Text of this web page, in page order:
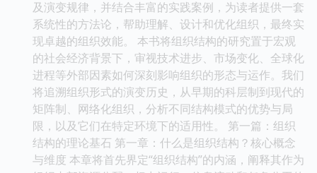
及演变规律，并结合丰富的实践案例，为读者提供一套
系统性的方法论，帮助理解、设计和优化组织，最终实
现卓越的组织效能。 本书将组织结构的研究置于宏观
的社会经济背景下，审视技术进步、市场变化、全球化
进程等外部因素如何深刻影响组织的形态与运作。我们
将追溯组织形式的演变历史，从早期的科层制到现代的
矩阵制、网络化组织，分析不同结构模式的优势与局
限，以及它们在特定环境下的适用性。 第一篇：组织
结构的理论基石 第一章：什么是组织结构？核心概念
与维度 本章将首先界定“组织结构”的内涵，阐释其作为